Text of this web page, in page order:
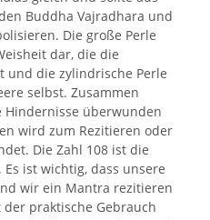
Buddha Vajradhara und
Die große Perle
dar, die die
und die zylindrische Perle
selbst. Zusammen
Hindernisse überwunden
wird zum Rezitieren oder
Die Zahl 108 ist die
ist wichtig, dass unsere
wir ein Mantra rezitieren
praktische Gebrauch